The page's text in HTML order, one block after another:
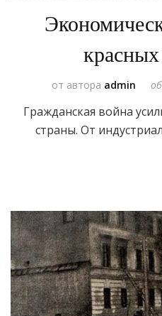
от автора admin
Гражданская война
страны. От